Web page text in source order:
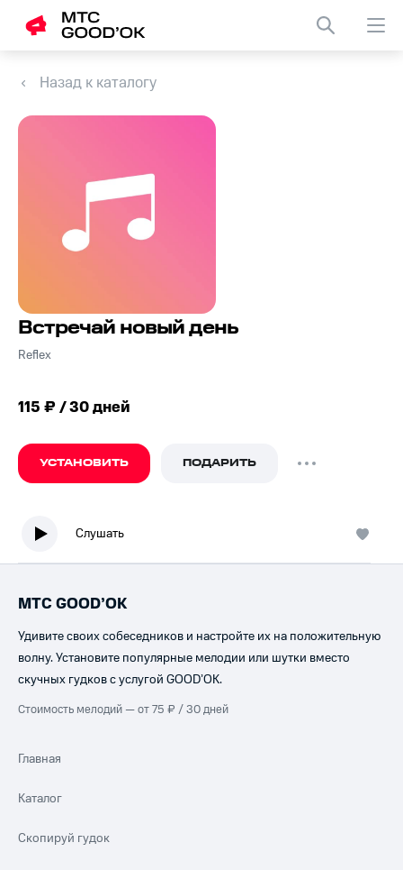
Назад к каталогу
Встречай новый день
Reflex
115 ₽ / 30 дней
УСТАНОВИТЬ ПОДАРИТЬ
Слушать
МТС GOOD’OK
Удивите своих собеседников и настройте их на положительную
волну. Установите популярные мелодии или шутки вместо
скучных гудков с услугой GOOD’OK.
Стоимость мелодий — от 75 ₽ / 30 дней
Главная
Каталог
Скопируй гудок